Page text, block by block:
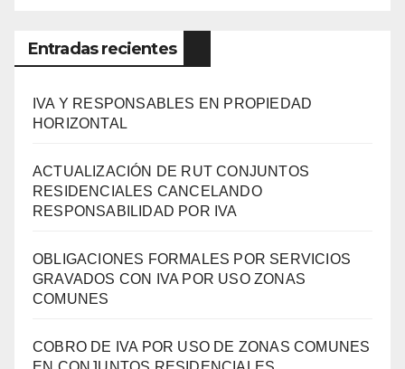
Entradas recientes
IVA Y RESPONSABLES EN PROPIEDAD
HORIZONTAL
ACTUALIZACIÓN DE RUT CONJUNTOS
RESIDENCIALES CANCELANDO
RESPONSABILIDAD POR IVA
OBLIGACIONES FORMALES POR SERVICIOS
GRAVADOS CON IVA POR USO ZONAS
COMUNES
COBRO DE IVA POR USO DE ZONAS COMUNES